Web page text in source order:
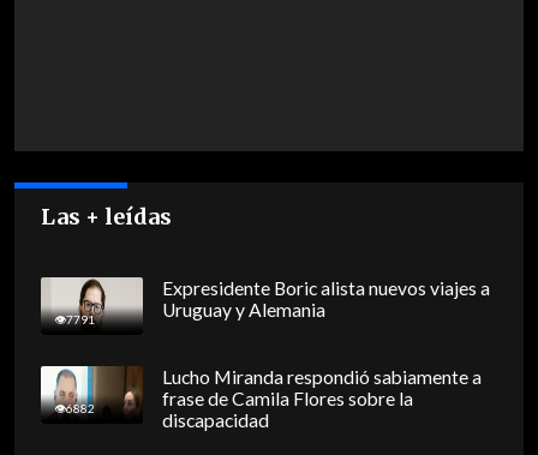
Las + leídas
7791
Expresidente Boric alista nuevos viajes a
Uruguay y Alemania
6882
Lucho Miranda respondió sabiamente a
frase de Camila Flores sobre la
discapacidad